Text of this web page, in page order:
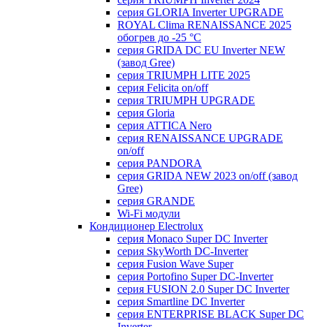
серия GLORIA Inverter UPGRADE
ROYAL Clima RENAISSANCE 2025
обогрев до -25 °С
серия GRIDA DC EU Inverter NEW
(завод Gree)
серия TRIUMPH LITE 2025
серия Felicita on/off
серия TRIUMPH UPGRADE
серия Gloria
серия ATTICA Nero
серия RENAISSANCE UPGRADE
on/off
серия PANDORA
серия GRIDA NEW 2023 on/off (завод
Gree)
серия GRANDE
Wi-Fi модули
Кондиционер Electrolux
серия Monaco Super DC Inverter
серия SkyWorth DC-Inverter
серия Fusion Wave Super
серия Portofino Super DC-Inverter
серия FUSION 2.0 Super DC Іnverter
серия Smartline DC Inverter
серия ENTERPRISE BLACK Super DC